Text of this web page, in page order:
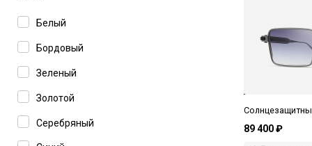
Chloe
Dior
Dita
Dolce&Gabbana
Dsquared2
Белый
Бордовый
Зеленый
Золотой
Серебряный
89 400 ₽